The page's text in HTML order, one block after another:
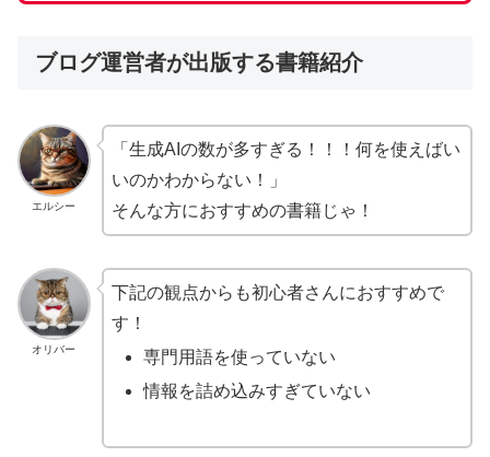
ブログ運営者が出版する書籍紹介
エルシー
「生成AIの数が多すぎる！！！何を使えばい
いのかわからない！」
そんな方におすすめの書籍じゃ！
オリバー
下記の観点からも初心者さんにおすすめで
す！
専門用語を使っていない
情報を詰め込みすぎていない